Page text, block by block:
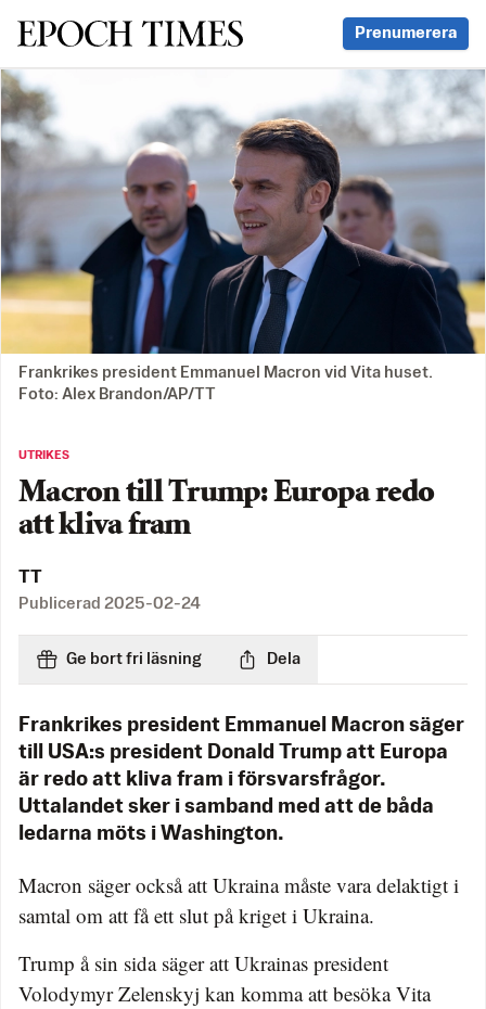
Svenska Epoch Times Prenumerera
Frankrikes president Emmanuel Macron vid Vita huset.
Foto: Alex Brandon/AP/TT
UTRIKES
Macron till Trump: Europa redo
att kliva fram
TT
Publicerad 2025-02-24
Ge bort fri läsning Dela
Frankrikes president Emmanuel Macron säger
till USA:s president Donald Trump att Europa
är redo att kliva fram i försvarsfrågor.
Uttalandet sker i samband med att de båda
ledarna möts i Washington.
Macron säger också att Ukraina måste vara delaktigt i
samtal om att få ett slut på kriget i Ukraina.
Trump å sin sida säger att Ukrainas president
Volodymyr Zelenskyj kan komma att besöka Vita